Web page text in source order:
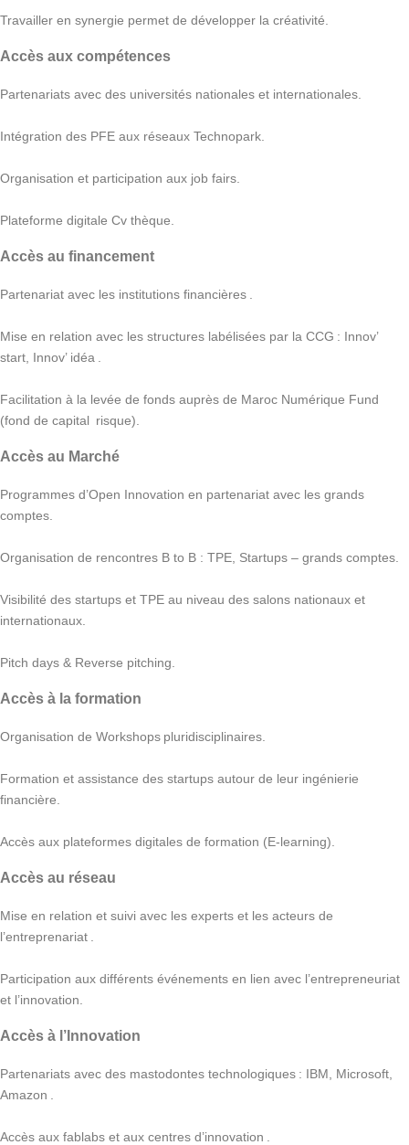
Travailler en synergie permet de développer la créativité.
Accès aux compétences
Partenariats avec des universités nationales et internationales.
Intégration des PFE aux réseaux Technopark.
Organisation et participation aux job fairs.
Plateforme digitale Cv thèque.
Accès au financement
Partenariat avec les institutions financières .
Mise en relation avec les structures labélisées par la CCG : Innov’
start, Innov’ idéa .
Facilitation à la levée de fonds auprès de Maroc Numérique Fund
(fond de capital risque).
Accès au Marché
Programmes d’Open Innovation en partenariat avec les grands
comptes.
Organisation de rencontres B to B : TPE, Startups – grands comptes.
Visibilité des startups et TPE au niveau des salons nationaux et
internationaux.
Pitch days & Reverse pitching.
Accès à la formation
Organisation de Workshops pluridisciplinaires.
Formation et assistance des startups autour de leur ingénierie
financière.
Accès aux plateformes digitales de formation (E-learning).
Accès au réseau
Mise en relation et suivi avec les experts et les acteurs de
l’entreprenariat .
Participation aux différents événements en lien avec l’entrepreneuriat
et l’innovation.
Accès à l’Innovation
Partenariats avec des mastodontes technologiques : IBM, Microsoft,
Amazon .
Accès aux fablabs et aux centres d’innovation .